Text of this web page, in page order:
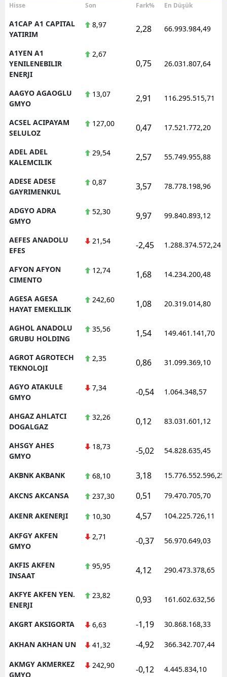
Hisse Son Fark% En Düşük
A1CAP A1 CAPITAL
YATIRIM
8,97 2,28 66.993.984,49
A1YEN A1
YENILENEBILIR
ENERJI
2,67
0,75 26.031.807,64
AAGYO AGAOGLU
GMYO
13,07 2,91 116.295.515,71
ACSEL ACIPAYAM
SELULOZ
127,00 0,47 17.521.772,20
ADEL ADEL
KALEMCILIK
29,54 2,57 55.749.955,88
ADESE ADESE
GAYRIMENKUL
0,87 3,57 78.778.198,96
ADGYO ADRA
GMYO
52,30 9,97 99.840.893,12
AEFES ANADOLU
EFES
21,54 -2,45 1.288.374.572,24
AFYON AFYON
CIMENTO
12,74 1,68 14.234.200,48
AGESA AGESA
HAYAT EMEKLILIK
242,60 1,08 20.319.014,80
AGHOL ANADOLU
GRUBU HOLDING
35,56 1,54 149.461.141,70
AGROT AGROTECH
TEKNOLOJI
2,35 0,86 31.099.369,10
AGYO ATAKULE
GMYO
7,34 -0,54 1.064.348,57
AHGAZ AHLATCI
DOGALGAZ
32,26 0,12 83.031.601,12
AHSGY AHES
GMYO
18,73 -5,02 54.828.635,45
AKBNK AKBANK 68,10 3,18 15.776.552.596,25
AKCNS AKCANSA 237,30 0,51 79.470.705,70
AKENR AKENERJI 10,30 4,57 104.225.726,11
AKFGY AKFEN
GMYO
2,71 -0,37 56.970.649,03
AKFIS AKFEN
INSAAT
95,95 4,12 290.473.378,65
AKFYE AKFEN YEN.
ENERJI
23,82 0,93 161.602.632,56
AKGRT AKSIGORTA 6,63 -1,19 30.868.168,33
AKHAN AKHAN UN 41,32 -4,92 366.342.707,44
AKMGY AKMERKEZ
GMYO
242,90 -0,12 4.445.834,10